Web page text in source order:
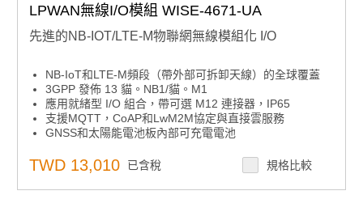
LPWAN無線I/O模組 WISE-4671-UA
先進的NB-IOT/LTE-M物聯網無線模組化 I/O
NB-IoT和LTE-M頻段（帶外部可拆卸天線）的全球覆蓋
3GPP 發佈 13 貓。NB1/貓。M1
應用就緒型 I/O 組合，帶可選 M12 連接器，IP65
支援MQTT，CoAP和LwM2M協定與直接雲服務
GNSS和太陽能電池板內部可充電電池
TWD 13,010 已含稅 規格比較